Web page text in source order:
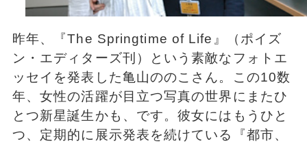
昨年、『The Springtime of Life』（ポイズ
ン・エディターズ刊）という素敵なフォトエ
ッセイを発表した亀山ののこさん。この10数
年、女性の活躍が目立つ写真の世界にまたひ
とつ新星誕生かも、です。彼女にはもうひと
つ、定期的に展示発表を続けている『都市、